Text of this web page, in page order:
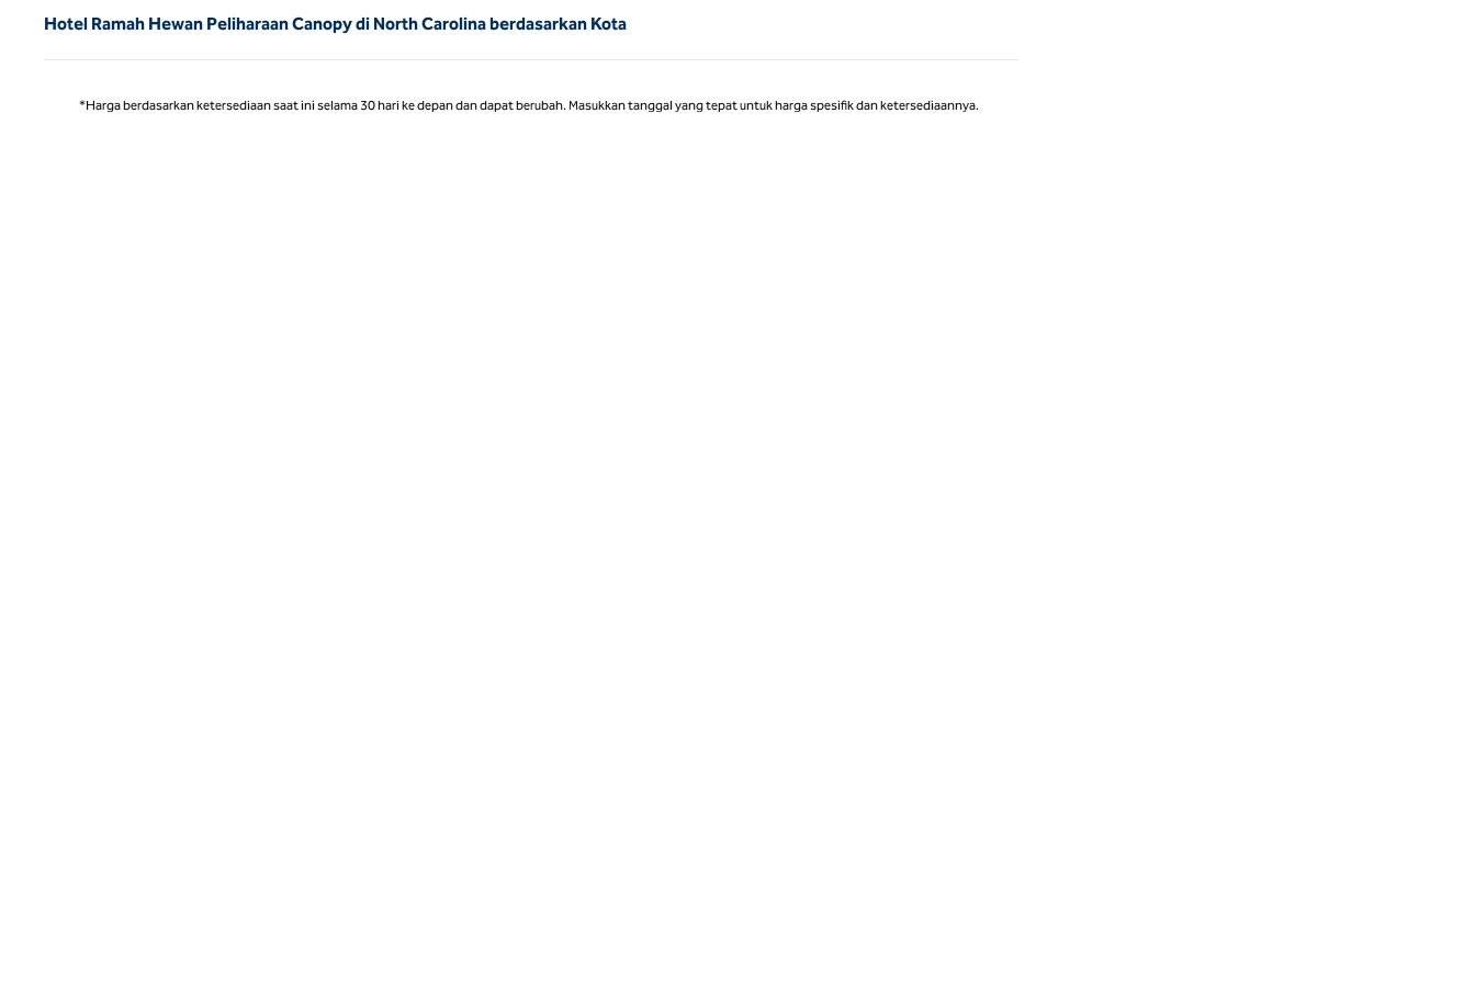
Hotel Ramah Hewan Peliharaan Canopy di North Carolina berdasarkan Kota
*Harga berdasarkan ketersediaan saat ini selama 30 hari ke depan dan dapat berubah. Masukkan tanggal yang tepat untuk harga spesifik dan ketersediaannya.